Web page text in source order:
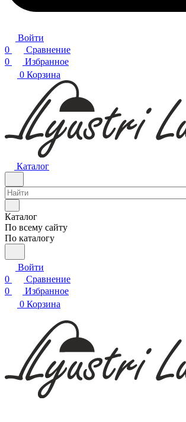
Войти
0
Сравнение
0
Избранное
0 Корзина
Каталог
Каталог
По всему сайту
По каталогу
Войти
0
Сравнение
0
Избранное
0 Корзина